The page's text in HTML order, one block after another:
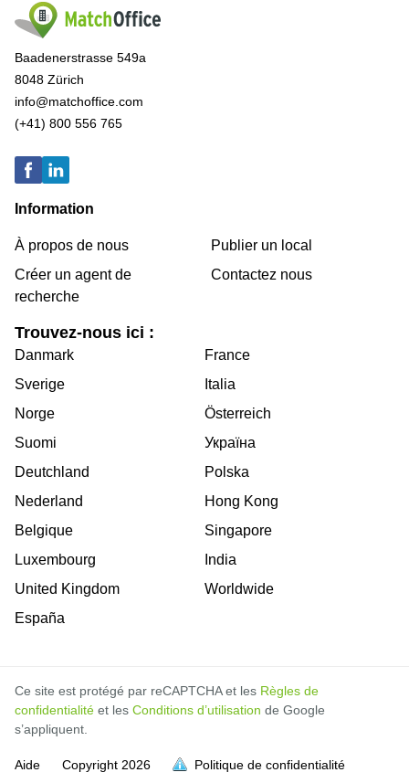
soit pleine.
soit pleine.
soit pleine.
soit pleine.
soit pleine.
soit pleine.
soit pleine.
soit pleine.
Baadenerstrasse 549a
8048 Zürich
info@matchoffice.com
(+41) 800 556 765
Information
À propos de nous
Créer un agent de
recherche
Publier un local
Contactez nous
Trouvez-nous ici :
Danmark
Sverige
Norge
Suomi
Deutchland
Nederland
Belgique
Luxembourg
United Kingdom
España
France
Italia
Österreich
Україна
Polska
Hong Kong
Singapore
India
Worldwide
Ce site est protégé par reCAPTCHA et les Règles de
confidentialité et les Conditions d’utilisation de Google
s’appliquent.
Aide Copyright 2026 Politique de confidentialité